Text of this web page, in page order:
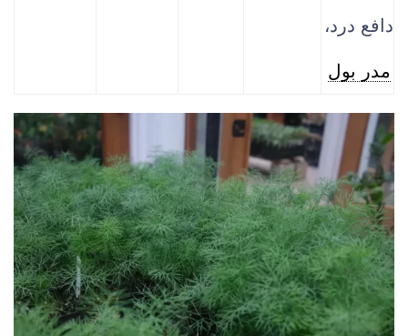
دافع درد،
مدر بول